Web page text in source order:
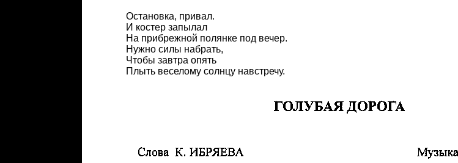
Остановка, привал.
И костер запылал
На прибрежной полянке под вечер.
Нужно силы набрать,
Чтобы завтра опять
Плыть веселому солнцу навстречу.